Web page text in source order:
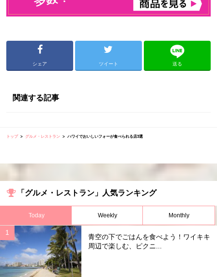
シェア ツイート 送る
関連する記事
トップ グルメ・レストラン ハワイでおいしいフォーが食べられる店3選
「グルメ・レストラン」人気ランキング
Today Weekly Monthly
青空の下でごはんを食べよう！ワイキキ
周辺で楽しむ、ピクニ...